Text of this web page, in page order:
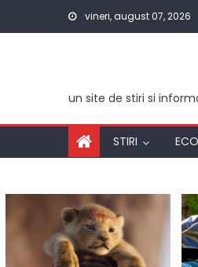
vineri, august 07, 2026
un site de stiri si
STIRI